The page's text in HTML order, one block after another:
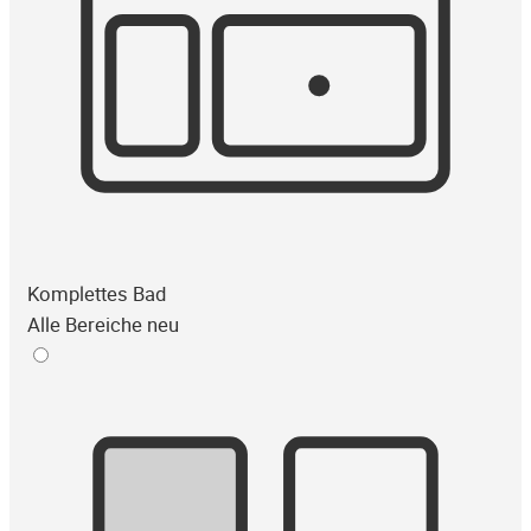
Komplettes Bad
Alle Bereiche neu